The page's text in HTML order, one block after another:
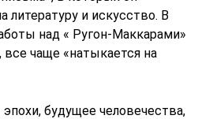
литературу и искусство. В
над « Ругон-Маккарами»
все чаще «натыкается на
будущее человечества,